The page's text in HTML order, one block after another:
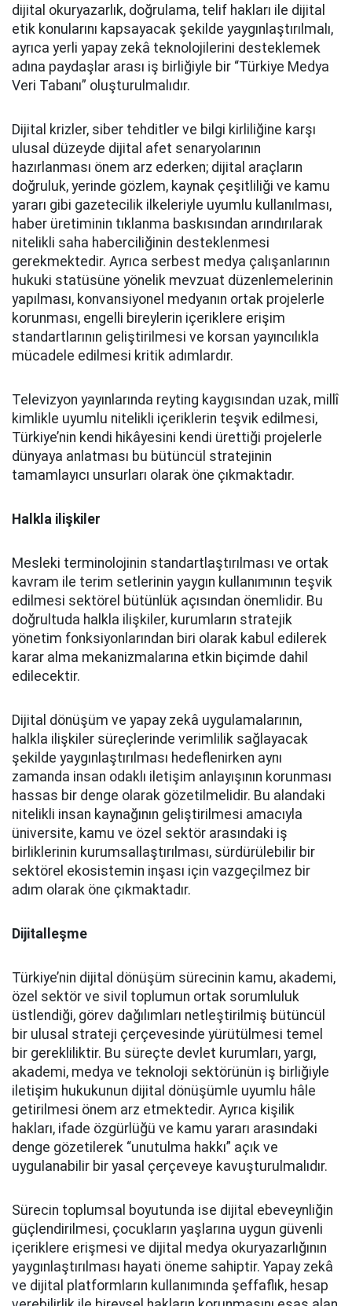
dijital okuryazarlık, doğrulama, telif hakları ile dijital
etik konularını kapsayacak şekilde yaygınlaştırılmalı,
ayrıca yerli yapay zekâ teknolojilerini desteklemek
adına paydaşlar arası iş birliğiyle bir “Türkiye Medya
Veri Tabanı” oluşturulmalıdır.
Dijital krizler, siber tehditler ve bilgi kirliliğine karşı
ulusal düzeyde dijital afet senaryolarının
hazırlanması önem arz ederken; dijital araçların
doğruluk, yerinde gözlem, kaynak çeşitliliği ve kamu
yararı gibi gazetecilik ilkeleriyle uyumlu kullanılması,
haber üretiminin tıklanma baskısından arındırılarak
nitelikli saha haberciliğinin desteklenmesi
gerekmektedir. Ayrıca serbest medya çalışanlarının
hukuki statüsüne yönelik mevzuat düzenlemelerinin
yapılması, konvansiyonel medyanın ortak projelerle
korunması, engelli bireylerin içeriklere erişim
standartlarının geliştirilmesi ve korsan yayıncılıkla
mücadele edilmesi kritik adımlardır.
Televizyon yayınlarında reyting kaygısından uzak, millî
kimlikle uyumlu nitelikli içeriklerin teşvik edilmesi,
Türkiye’nin kendi hikâyesini kendi ürettiği projelerle
dünyaya anlatması bu bütüncül stratejinin
tamamlayıcı unsurları olarak öne çıkmaktadır.
Halkla ilişkiler
Mesleki terminolojinin standartlaştırılması ve ortak
kavram ile terim setlerinin yaygın kullanımının teşvik
edilmesi sektörel bütünlük açısından önemlidir. Bu
doğrultuda halkla ilişkiler, kurumların stratejik
yönetim fonksiyonlarından biri olarak kabul edilerek
karar alma mekanizmalarına etkin biçimde dahil
edilecektir.
Dijital dönüşüm ve yapay zekâ uygulamalarının,
halkla ilişkiler süreçlerinde verimlilik sağlayacak
şekilde yaygınlaştırılması hedeflenirken aynı
zamanda insan odaklı iletişim anlayışının korunması
hassas bir denge olarak gözetilmelidir. Bu alandaki
nitelikli insan kaynağının geliştirilmesi amacıyla
üniversite, kamu ve özel sektör arasındaki iş
birliklerinin kurumsallaştırılması, sürdürülebilir bir
sektörel ekosistemin inşası için vazgeçilmez bir
adım olarak öne çıkmaktadır.
Dijitalleşme
Türkiye’nin dijital dönüşüm sürecinin kamu, akademi,
özel sektör ve sivil toplumun ortak sorumluluk
üstlendiği, görev dağılımları netleştirilmiş bütüncül
bir ulusal strateji çerçevesinde yürütülmesi temel
bir gerekliliktir. Bu süreçte devlet kurumları, yargı,
akademi, medya ve teknoloji sektörünün iş birliğiyle
iletişim hukukunun dijital dönüşümle uyumlu hâle
getirilmesi önem arz etmektedir. Ayrıca kişilik
hakları, ifade özgürlüğü ve kamu yararı arasındaki
denge gözetilerek “unutulma hakkı” açık ve
uygulanabilir bir yasal çerçeveye kavuşturulmalıdır.
Sürecin toplumsal boyutunda ise dijital ebeveynliğin
güçlendirilmesi, çocukların yaşlarına uygun güvenli
içeriklere erişmesi ve dijital medya okuryazarlığının
yaygınlaştırılması hayati öneme sahiptir. Yapay zekâ
ve dijital platformların kullanımında şeffaflık, hesap